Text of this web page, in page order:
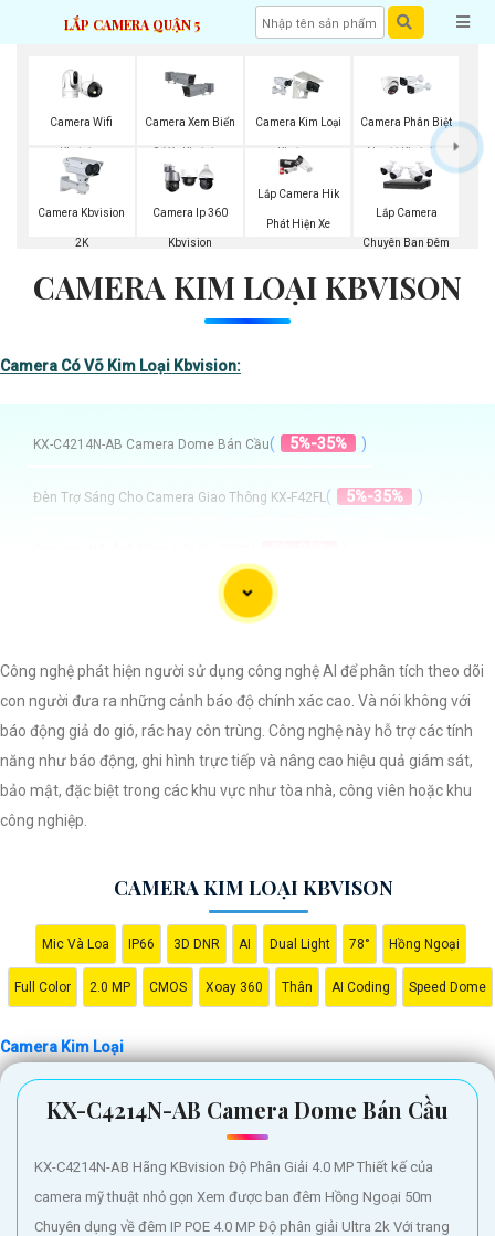
LẮP CAMERA QUẬN 5
Camera Wifi
Kbvision
Camera Xem Biển
Số Xe Kbvision
Camera Kim Loại
Kbvison
Camera Phân Biệt
Người Kbvision
Camera Kbvision
2K
Camera Ip 360
Kbvision
Lắp Camera Hik
Phát Hiện Xe
Lắp Camera
Chuyên Ban Đêm
CAMERA KIM LOẠI KBVISON
Camera Có Võ Kim Loại Kbvision:
KX-C4214N-AB Camera Dome Bán Cầu( 5%-35% )
Đèn Trợ Sáng Cho Camera Giao Thông KX-F42FL ( 5%-35% )
Camera Thân KX-CD2005MN-AB 5%-35%
Camera Kim Loại Kbvison
Dạ chào bạn, dưới đây là một mẫu câu giới thiệu về Camera Kim Loại
Hình ảnh sắt nét mà bạn có thể sử dụng:
"Camera Kim Loại Hình ảnh sắt nét là giải pháp an ninh hiệu quả và
đáng tin cậy cho ngôi nhà hoặc doanh nghiệp của bạn. Với chất liệu kim
Camera Kim Loại sẽ giúp bạn giám sát mọi hoạt động xung quanh một
cách chi tiết và đáng tin cậy. Đảm bảo an toàn cho gia đình và tài sản
của bạn với Camera Kim Loại Hình ảnh sắt nét."
Hy vọng câu giới thiệu này có thể giúp bạn. Bạn có thể thay đổi và điều
chỉnh nó để phù hợp với nhu cầu cụ thể của mình.
Công nghệ phát hiện người sử dụng công nghệ AI để phân tích theo dõi
con người đưa ra những cảnh báo độ chính xác cao. Và nói không với
báo động giả do gió, rác hay côn trùng. Công nghệ này hỗ trợ các tính
năng như báo động, ghi hình trực tiếp và nâng cao hiệu quả giám sát,
bảo mật, đặc biệt trong các khu vực như tòa nhà, công viên hoặc khu
công nghiệp.
CAMERA KIM LOẠI KBVISON
Mic Và Loa IP66 3D DNR AI Dual Light 78° Hồng Ngoại
Full Color 2.0 MP CMOS Xoay 360 Thân AI Coding Speed Dome
Camera Kim Loại
KX-C4214N-AB Camera Dome Bán Cầu
KX-C4214N-AB Hãng KBvision Độ Phân Giải 4.0 MP Thiết kế của
camera mỹ thuật nhỏ gọn Xem được ban đêm Hồng Ngoại 50m
Chuyên dụng về đêm IP POE 4.0 MP Độ phân giải Ultra 2k Với trang